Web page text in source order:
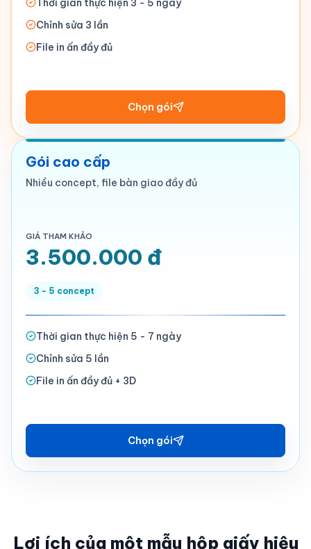
Thời gian thực hiện 3 - 5 ngày
Chỉnh sửa 3 lần
File in ấn đầy đủ
Chọn gói
Gói cao cấp
Nhiều concept, file bàn giao đầy đủ
GIÁ THAM KHẢO
3.500.000 đ
3 - 5 concept
Thời gian thực hiện 5 - 7 ngày
Chỉnh sửa 5 lần
File in ấn đầy đủ + 3D
Chọn gói
Lợi ích của một mẫu hộp giấy hiệu